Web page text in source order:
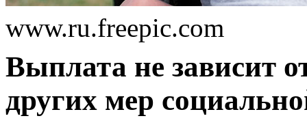
www.ru.freepic.com
Выплата не зависит
других мер